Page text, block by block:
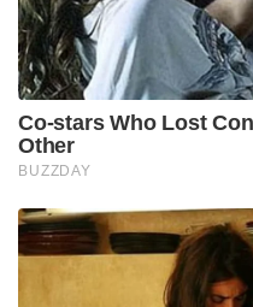
Co-stars Who Lost
Other
BUZZDAY